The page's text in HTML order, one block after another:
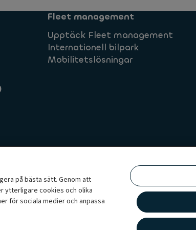
Fleet management
Upptäck Fleet management
Internationell bilpark
Mobilitetslösningar
Skicka ett klagomål
Whistleblowing
av personuppgifter
flexibla prenumerationstjänster, fordonsadministration
på bästa sätt. Genom att
ytterligare cookies och olika
för sociala medier och anpassa